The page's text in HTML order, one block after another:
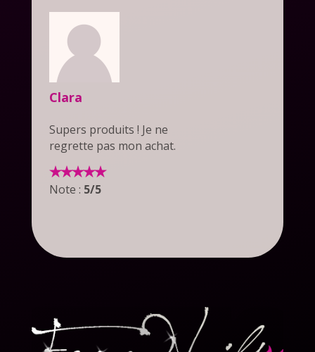
Clara
Supers produits ! Je ne
regrette pas mon achat.
Note : 5/5